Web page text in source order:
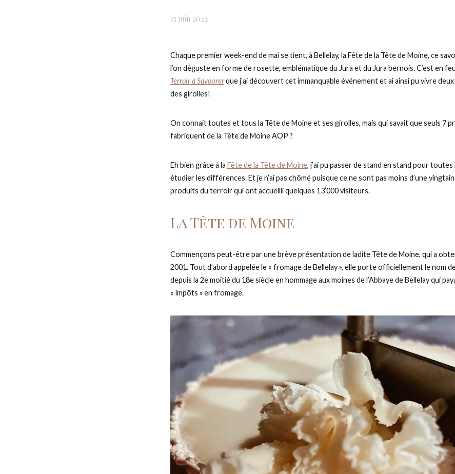
15 juin 2022
Chaque premier week-end de mai se tient, à Bellelay, la Fête de la Tête de Moine, ce
l’on déguste en forme de rosette, emblématique du Jura et du Jura bernois. C’est en
Terroir à Savourerque j’ai découvert cet immanquable événement et ai ainsi pu vivre
des girolles!
On connait toutes et tous la Tête de Moine et ses girolles, mais qui savait que seuls 7
fabriquent de la Tête de Moine AOP ?
Eh bien grâce à la Fête de la Tête de Moine, j’ai pu passer de stand en stand pour
étudier les différences. Et je n’ai pas chômé puisque ce ne sont pas moins d’une
produits du terroir qui ont accueilli quelques 13’000 visiteurs.
La Tête de Moine
Commençons peut-être par une brève présentation de ladite Tête de Moine, qui a
2001. Tout d’abord appelée le « fromage de Bellelay », elle porte officiellement le nom
depuis la 2e moitié du 18e siècle en hommage aux moines de l’Abbaye de Bellelay qui
« impôts » en fromage.